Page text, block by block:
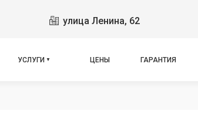
улица Ленина, 62
УСЛУГИ ЦЕНЫ ГАРАНТИЯ